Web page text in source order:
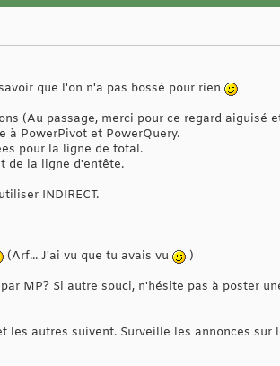
que l'on n'a pas bossé pour rien
(Au passage, merci pour ce regard aiguisé
à PowerPivot et PowerQuery.
pour la ligne de total.
de la ligne d'entête.
INDIRECT.
(Arf... J'ai vu que tu avais vu
)
MP? Si autre souci, n'hésite pas à poster
les autres suivent. Surveille les annonces